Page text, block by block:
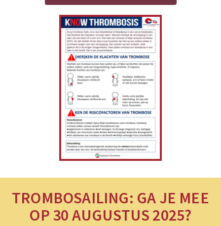
TROMBOSAILING: GA JE MEE
OP 30 AUGUSTUS 2025?